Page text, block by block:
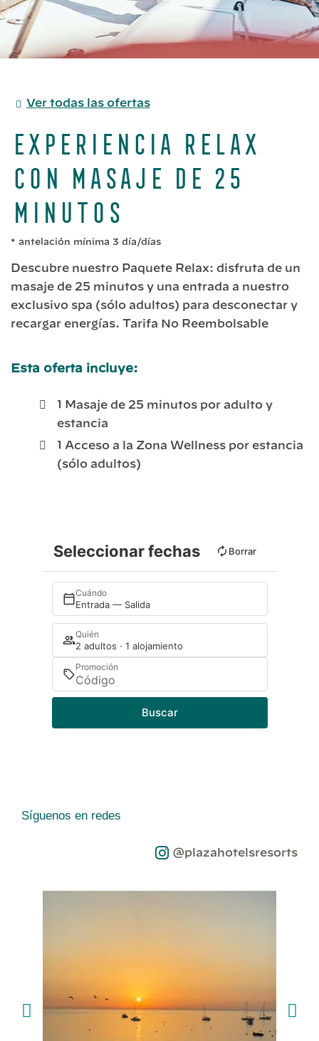
Ver todas las ofertas
Experiencia Relax
con masaje de 25
minutos
antelación mínima 3 día/días
Descubre nuestro Paquete Relax: disfruta de un
masaje de 25 minutos y una entrada a nuestro
exclusivo spa (sólo adultos) para desconectar y
recargar energías. Tarifa No Reembolsable
Esta oferta incluye:
1 Masaje de 25 minutos por adulto y
estancia
1 Acceso a la Zona Wellness por estancia
(sólo adultos)
Seleccionar fechas Borrar
Cuándo
Entrada — Salida
Quién
2 adultos · 1 alojamiento
Promoción
Buscar
Síguenos en redes
@plazahotelsresorts